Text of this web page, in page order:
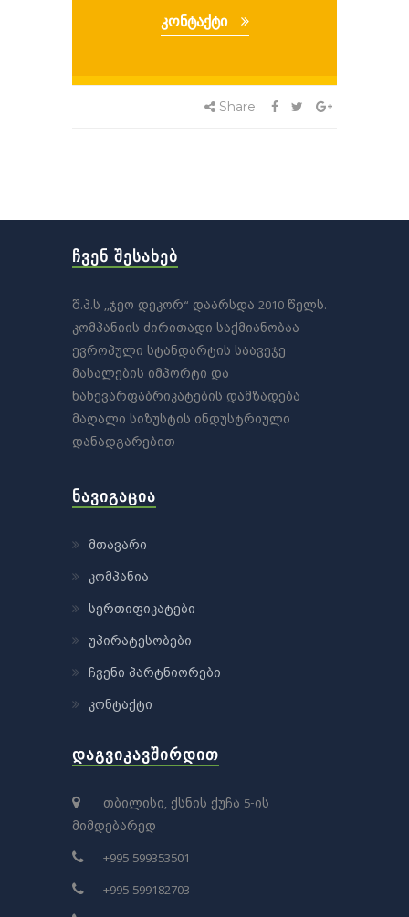
კონტაქტი
Share:
ᲩᲕᲔᲜ ᲨᲔᲡᲐᲮᲔᲑ
შ.პ.ს ,,ჯეო დეკორ“ დაარსდა 2010 წელს.
კომპანიის ძირითადი საქმიანობაა
ევროპული სტანდარტის საავეჯე
მასალების იმპორტი და
ნახევარფაბრიკატების დამზადება
მაღალი სიზუსტის ინდუსტრიული
დანადგარებით
ᲜᲐᲕᲘᲒᲐᲪᲘᲐ
მთავარი
კომპანია
სერთიფიკატები
უპირატესობები
ჩვენი პარტნიორები
კონტაქტი
ᲓᲐᲒᲕᲘᲙᲐᲕᲨᲘᲠᲓᲘᲗ
თბილისი, ქსნის ქუჩა 5-ის
მიმდებარედ
+995 599353501
+995 599182703